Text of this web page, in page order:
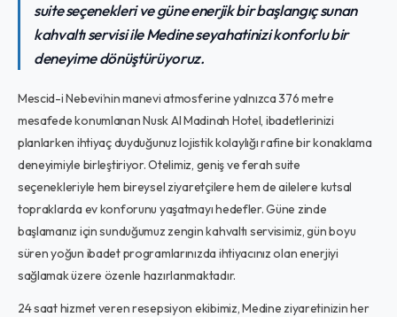
suite seçenekleri ve güne enerjik bir başlangıç sunan
kahvaltı servisi ile Medine seyahatinizi konforlu bir
deneyime dönüştürüyoruz.
Mescid-i Nebevi’nin manevi atmosferine yalnızca 376 metre
mesafede konumlanan Nusk Al Madinah Hotel, ibadetlerinizi
planlarken ihtiyaç duyduğunuz lojistik kolaylığı rafine bir konaklama
deneyimiyle birleştiriyor. Otelimiz, geniş ve ferah suite
seçenekleriyle hem bireysel ziyaretçilere hem de ailelere kutsal
topraklarda ev konforunu yaşatmayı hedefler. Güne zinde
başlamanız için sunduğumuz zengin kahvaltı servisimiz, gün boyu
süren yoğun ibadet programlarınızda ihtiyacınız olan enerjiyi
sağlamak üzere özenle hazırlanmaktadır.
24 saat hizmet veren resepsiyon ekibimiz, Medine ziyaretinizin her